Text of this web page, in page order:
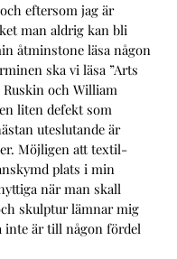
eftersom jag är
man aldrig kan bli
åtminstone läsa någon
ska vi läsa ”Arts
Ruskin och William
liten defekt som
uteslutande är
Möjligen att textil-
plats i min
när man skall
skulptur lämnar mig
inte är till någon fördel